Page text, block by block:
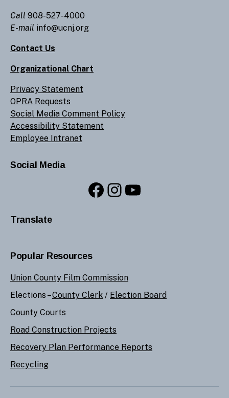
Call 908-527-4000
E-mail info@ucnj.org
Contact Us
Organizational Chart
Privacy Statement
OPRA Requests
Social Media Comment Policy
Accessibility Statement
Employee Intranet
Social Media
Facebook
Instagram
YouTube
Translate
Popular Resources
Union County Film Commission
Elections –County Clerk / Election Board
County Courts
Road Construction Projects
Recovery Plan Performance Reports
Recycling